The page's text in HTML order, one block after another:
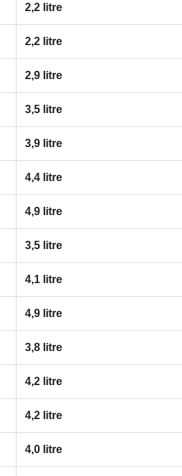
2,2 litre
2,2 litre
2,9 litre
3,5 litre
3,9 litre
4,4 litre
4,9 litre
3,5 litre
4,1 litre
4,9 litre
3,8 litre
4,2 litre
4,2 litre
4,0 litre